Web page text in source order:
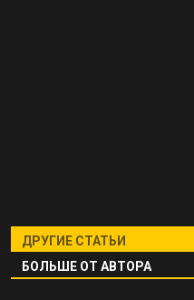
ДРУГИЕ СТАТЬИ
БОЛЬШЕ ОТ АВТОРА